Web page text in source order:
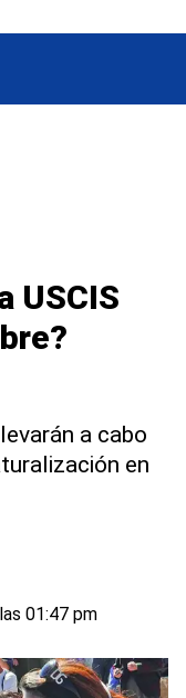
USCIS
a cabo
en
01:47 pm